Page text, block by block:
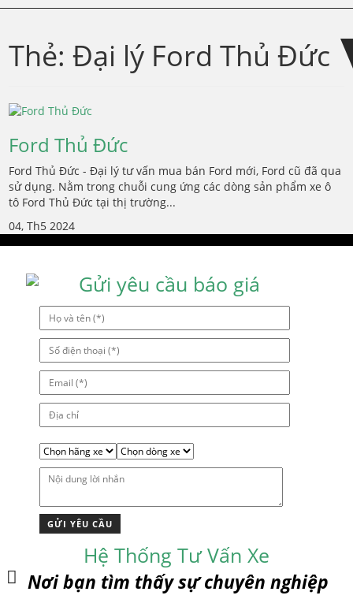
navigation
content
Thẻ:Đại lý Ford Thủ Đức
Ford Thủ Đức
Ford Thủ Đức - Đại lý tư vấn mua bán Ford mới, Ford cũ đã qua
sử dụng. Nằm trong chuỗi cung ứng các dòng sản phẩm xe ô
tô Ford Thủ Đức tại thị trường...
04, Th5 2024
Gửi yêu cầu báo giá
Hệ Thống Tư Vấn Xe
Nơi bạn tìm thấy sự chuyên nghiệp